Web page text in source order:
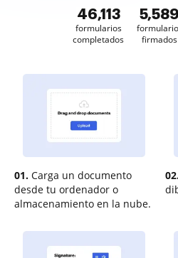
46,114
formularios
completados
5,590
firmados
01. Carga un documento
desde tu ordenador o
almacenamiento en la nube.